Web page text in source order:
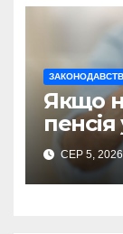
Якщо
пенсія
СЕР 5, 2026